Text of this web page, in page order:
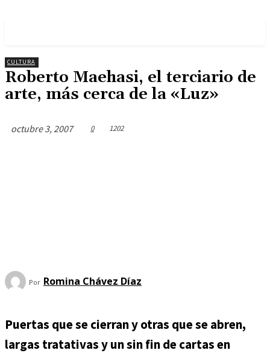
CULTURA
Roberto Maehasi, el terciario de
arte, más cerca de la «Luz»
octubre 3, 2007 0 1202
Por Romina Chávez Dí­az
Puertas que se cierran y otras que se abren,
largas tratativas y un sin fin de cartas en